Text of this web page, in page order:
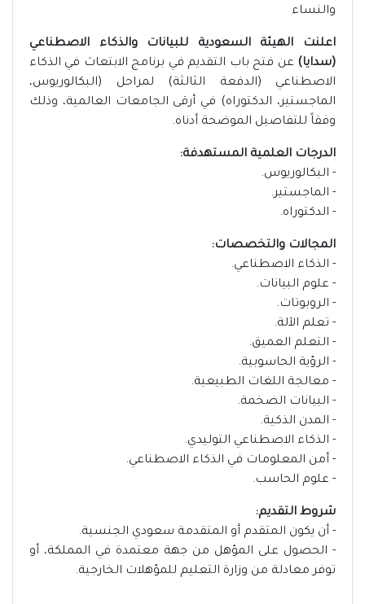
والنساء
اعلنت الهيئة السعودية للبيانات والذكاء الاصطناعي
(سدايا) عن فتح باب التقديم في برنامج الابتعاث في الذكاء
الاصطناعي (الدفعة الثالثة) لمراحل (البكالوريوس،
الماجستير، الدكتوراه) في أرقى الجامعات العالمية، وذلك
وفقاً للتفاصيل الموضحة أدناه.
الدرجات العلمية المستهدفة:
- البكالوريوس.
- الماجستير.
- الدكتوراه.
المجالات والتخصصات:
- الذكاء الاصطناعي.
- علوم البيانات.
- الروبوتات.
- تعلم الآلة.
- التعلم العميق.
- الرؤية الحاسوبية.
- معالجة اللغات الطبيعية.
- البيانات الضخمة.
- المدن الذكية.
- الذكاء الاصطناعي التوليدي.
- أمن المعلومات في الذكاء الاصطناعي.
- علوم الحاسب.
شروط التقديم:
- أن يكون المتقدم أو المتقدمة سعودي الجنسية.
- الحصول على المؤهل من جهة معتمدة في المملكة، أو
توفر معادلة من وزارة التعليم للمؤهلات الخارجية.